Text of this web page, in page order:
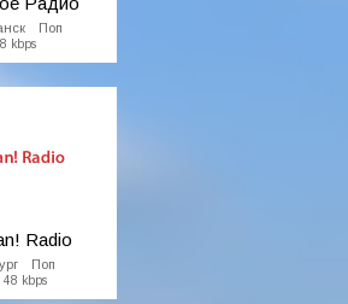
Поп
kbps
Radio
Поп
48 kbps